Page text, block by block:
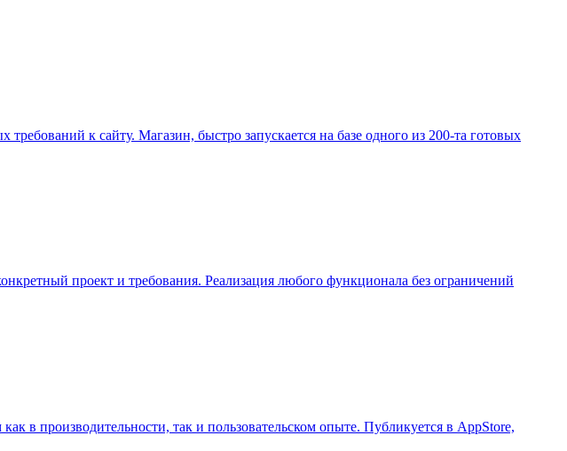
к сайту. Магазин, быстро запускается на базе одного из 200-та готовых
проект и требования. Реализация любого функционала без ограничений
в производительности, так и пользовательском опыте. Публикуется в AppStore,